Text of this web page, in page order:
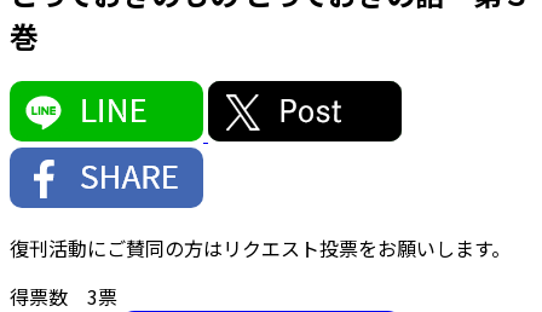
巻
復刊活動にご賛同の方はリクエスト投票をお願いします。
得票数 3票